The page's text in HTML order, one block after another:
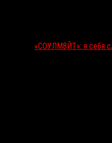
«СОУЛМ8ЙТ»: я себя